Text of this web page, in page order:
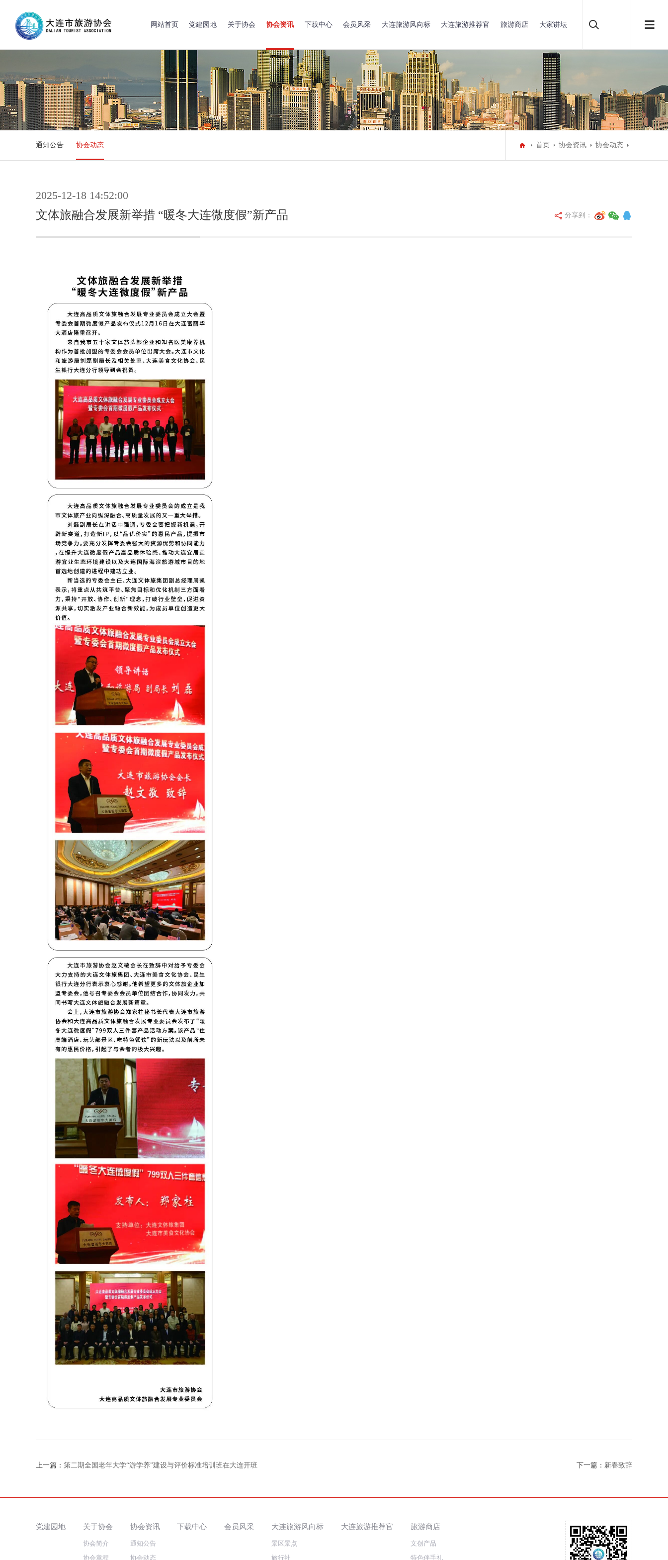
网站首页 党建园地 关于协会 协会资讯 下载中心 会员风采 大连旅游风向标 大连旅游推荐官 旅游商店 大家讲坛
通知公告 协会动态 首页 协会资讯 协会动态
2025-12-18 14:52:00
文体旅融合发展新举措 “暖冬大连微度假”新产品 分享到：
上一篇： 第二期全国老年大学“游学养”建设与评价标准培训班在大连开班 下一篇： 新春致辞
党建园地 关于协会
协会简介
协会章程
协会资讯
通知公告
协会动态
下载中心 会员风采 大连旅游风向标
景区景点
旅行社
大连旅游推荐官 旅游商店
文创产品
特色伴手礼